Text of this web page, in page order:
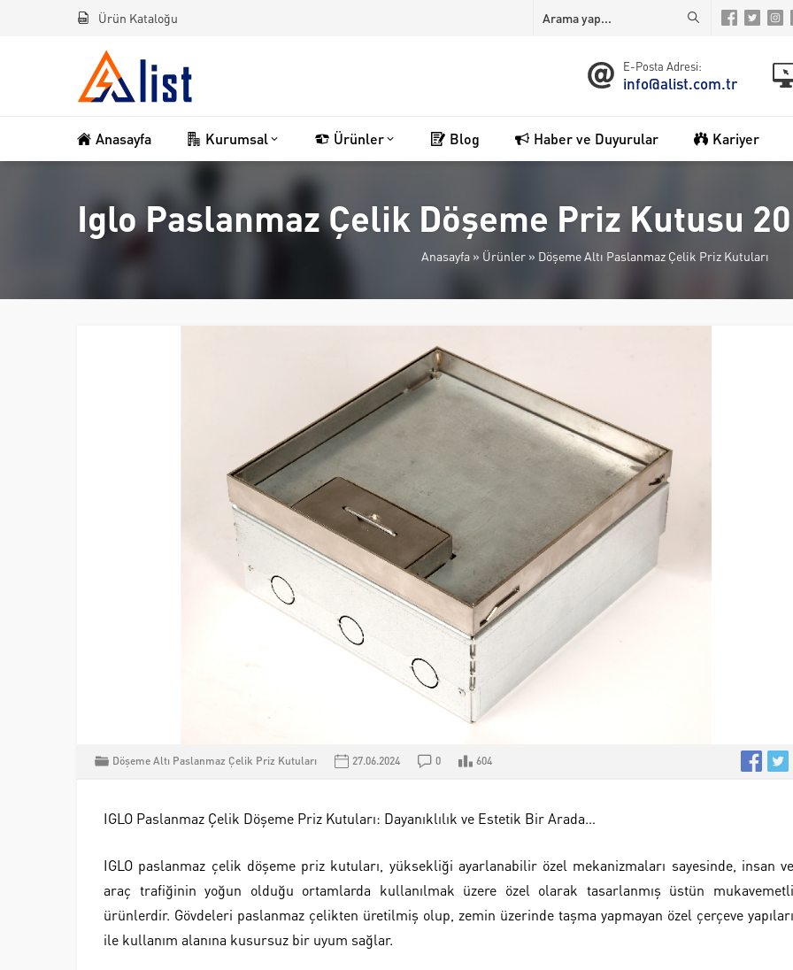
Ürün Kataloğu
E-Posta Adresi:
info@alist.com.tr
Anasayfa Kurumsal Ürünler Blog Haber ve Duyurular Kariyer
Iglo Paslanmaz Çelik Döşeme Priz Kutusu
Anasayfa» Ürünler» Döşeme Altı Paslanmaz Çelik Priz Kutuları
Döşeme Altı Paslanmaz Çelik Priz Kutuları 27.06.2024 0 604
IGLO Paslanmaz Çelik Döşeme Priz Kutuları: Dayanıklılık ve Estetik Bir Arada…
IGLO paslanmaz çelik döşeme priz kutuları, yüksekliği ayarlanabilir özel mekanizmaları sayesinde, insan ve
araç trafiğinin yoğun olduğu ortamlarda kullanılmak üzere özel olarak tasarlanmış üstün mukavemetli
ürünlerdir. Gövdeleri paslanmaz çelikten üretilmiş olup, zemin üzerinde taşma yapmayan özel çerçeve yapıları
ile kullanım alanına kusursuz bir uyum sağlar.